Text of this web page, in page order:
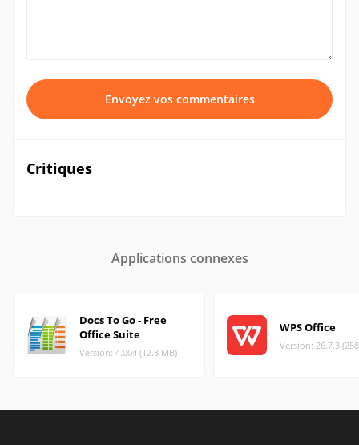
Envoyez vos commentaires
Critiques
Applications connexes
Docs To Go - Free
Office Suite
Version: 4.004 (12.8 MB)
WPS Office
Version: 26.7.3